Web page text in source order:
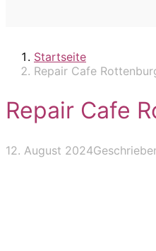
Startseite
Repair Cafe
Repair Cafe
12. August 2024